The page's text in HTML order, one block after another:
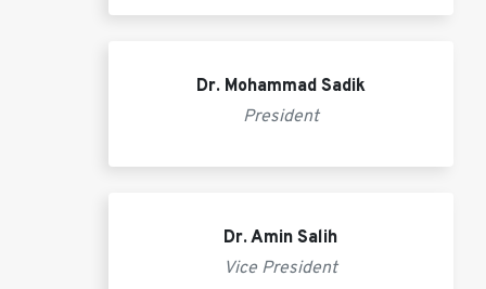
Dr. Mohammad Sadik
President
Dr. Amin Salih
Vice President